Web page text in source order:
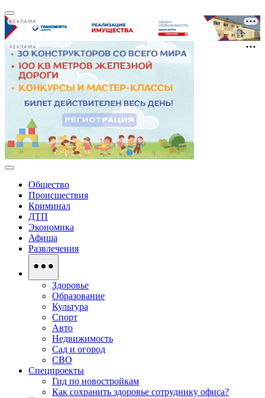
РЕКЛАМА
РЕКЛАМА
Общество
Происшествия
Криминал
ДТП
Экономика
Афиша
Развлечения
Здоровье
Образование
Культура
Спорт
Авто
Недвижимость
Сад и огород
СВО
Спецпроекты
Гид по новостройкам
Как сохранить здоровье сотруднику офиса?